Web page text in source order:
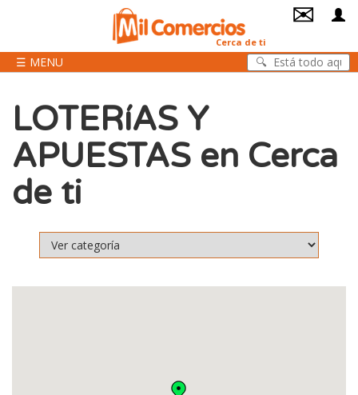
Cerca de ti
✉
☰ MENU
LOTERíAS Y
APUESTAS en Cerca
de ti